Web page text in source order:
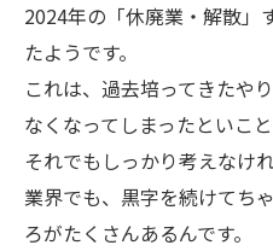
2024年の「休廃業・解散」
たようです。
これは、過去培ってきたや
なくなってしまったといこと
それでもしっかり考えなけ
業界でも、黒字を続けてち
ろがたくさんあるんです。